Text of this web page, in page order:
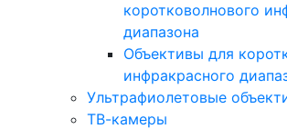
коротковолнового
диапазона
Объективы для
инфракрасного
Ультрафиолетовые
ТВ-камеры